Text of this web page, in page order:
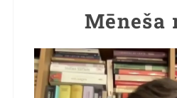
Mēneša